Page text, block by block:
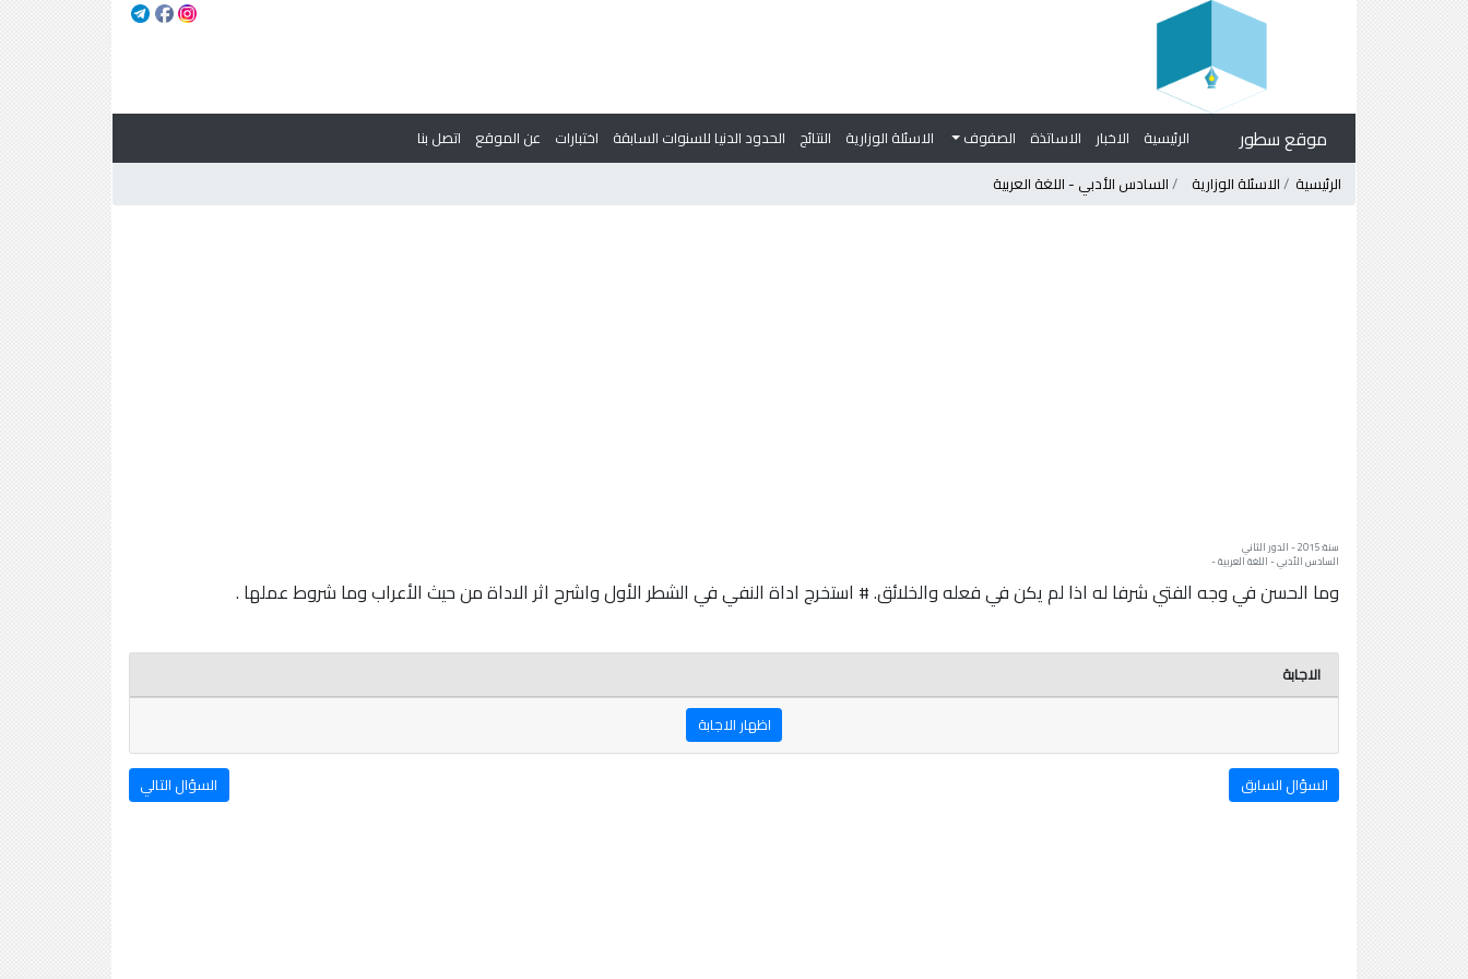
موقع سطور الرئيسية الاخبار الاساتذة الصفوف الاسئلة الوزارية النتائج الحدود الدنيا للسنوات السابقة اختبارات عن الموقع
اتصل بنا
الرئيسية
الاسئلة الوزارية السادس الأدبي - اللغة العربية
سنة: 2015 - الدور الثاني
السادس الأدبي - اللغة العربية -
وما الحسن في وجه الفتي شرفا له اذا لم يكن في فعله والخلائق. # استخرج اداة النفي في الشطر الأول واشرح اثر الاداة من حيث الأعراب وما شروط عملها .
الاجابة
اظهار الاجابة
السؤال السابق السؤال التالي